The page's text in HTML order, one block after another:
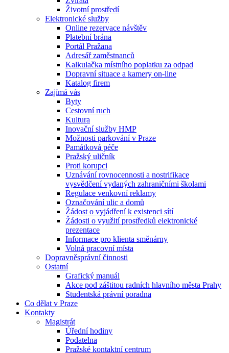
Životní prostředí
Elektronické služby
Online rezervace návštěv
Platební brána
Portál Pražana
Adresář zaměstnanců
Kalkulačka místního poplatku za odpad
Dopravní situace a kamery on-line
Katalog firem
Zajímá vás
Byty
Cestovní ruch
Kultura
Inovační služby HMP
Možnosti parkování v Praze
Památková péče
Pražský uličník
Proti korupci
Uznávání rovnocennosti a nostrifikace
vysvědčení vydaných zahraničními školami
Regulace venkovní reklamy
Označování ulic a domů
Žádost o vyjádření k existenci sítí
Žádosti o využití prostředků elektronické
prezentace
Informace pro klienta směnárny
Volná pracovní místa
Dopravněsprávní činnosti
Ostatní
Grafický manuál
Akce pod záštitou radních hlavního města Prahy
Studentská právní poradna
Co dělat v Praze
Kontakty
Magistrát
Úřední hodiny
Podatelna
Pražské kontaktní centrum